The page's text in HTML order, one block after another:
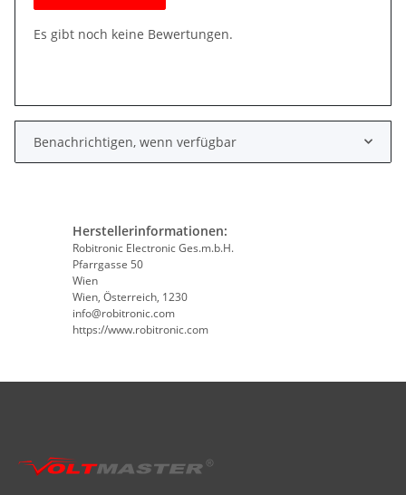
Es gibt noch keine Bewertungen.
Benachrichtigen, wenn verfügbar
Herstellerinformationen:
Robitronic Electronic Ges.m.b.H.
Pfarrgasse 50
Wien
Wien, Österreich, 1230
info@robitronic.com
https://www.robitronic.com